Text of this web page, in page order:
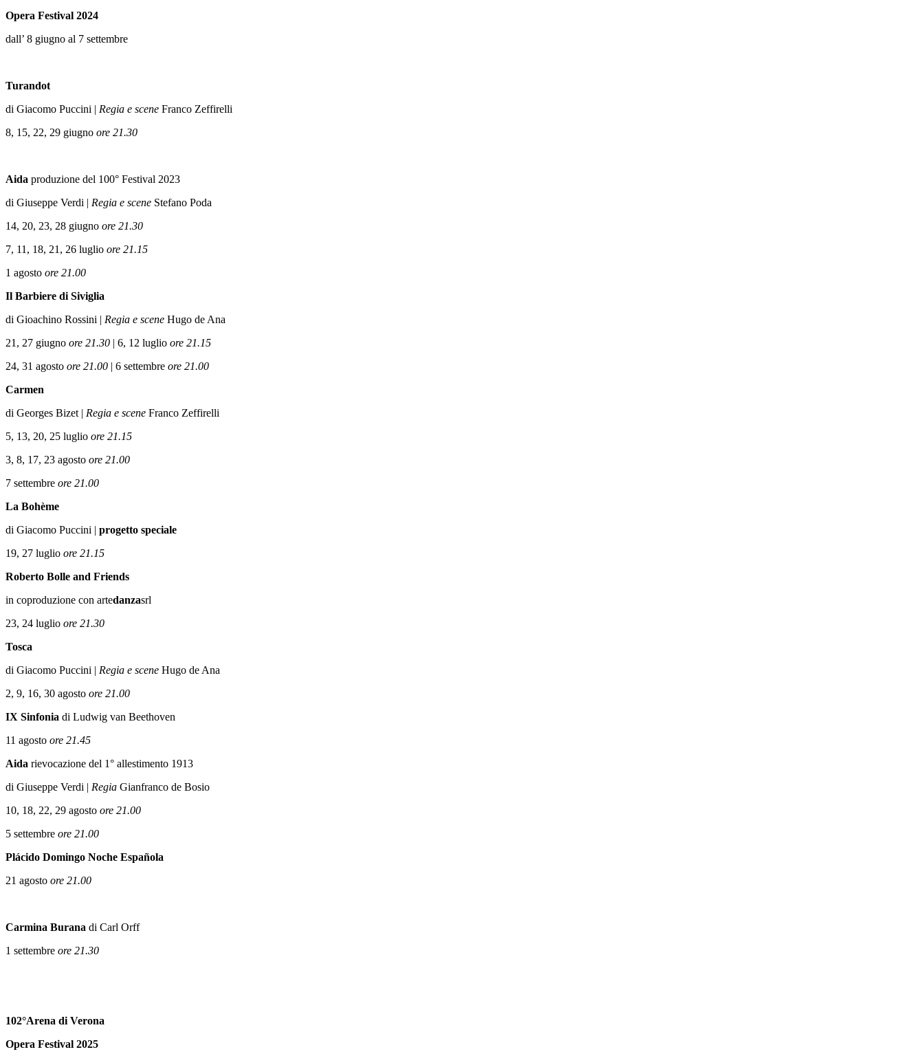
Opera Festival 2024
dall’ 8 giugno al 7 settembre
Turandot
di Giacomo Puccini | Regia e scene Franco Zeffirelli
8, 15, 22, 29 giugno ore 21.30
Aida produzione del 100° Festival 2023
di Giuseppe Verdi | Regia e scene Stefano Poda
14, 20, 23, 28 giugno ore 21.30
7, 11, 18, 21, 26 luglio ore 21.15
1 agosto ore 21.00
Il Barbiere di Siviglia
di Gioachino Rossini | Regia e scene Hugo de Ana
21, 27 giugno ore 21.30 | 6, 12 luglio ore 21.15
24, 31 agosto ore 21.00 | 6 settembre ore 21.00
Carmen
di Georges Bizet | Regia e scene Franco Zeffirelli
5, 13, 20, 25 luglio ore 21.15
3, 8, 17, 23 agosto ore 21.00
7 settembre ore 21.00
La Bohème
di Giacomo Puccini | progetto speciale
19, 27 luglio ore 21.15
Roberto Bolle and Friends
in coproduzione con artedanzasrl
23, 24 luglio ore 21.30
Tosca
di Giacomo Puccini | Regia e scene Hugo de Ana
2, 9, 16, 30 agosto ore 21.00
IX Sinfonia di Ludwig van Beethoven
11 agosto ore 21.45
Aida rievocazione del 1° allestimento 1913
di Giuseppe Verdi | Regia Gianfranco de Bosio
10, 18, 22, 29 agosto ore 21.00
5 settembre ore 21.00
Plácido Domingo Noche Española
21 agosto ore 21.00
Carmina Burana di Carl Orff
1 settembre ore 21.30
102°Arena di Verona
Opera Festival 2025